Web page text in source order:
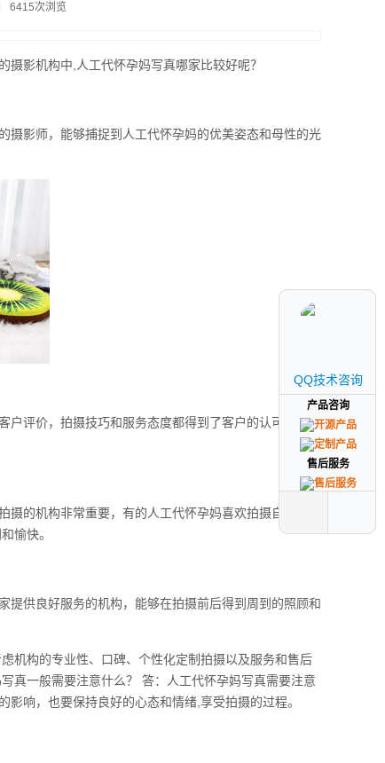
6415次浏览
影机构中,人工代怀孕妈写真哪家比较好呢？
摄影师，能够捕捉到人工代怀孕妈的优美姿态和母性的光
户评价，拍摄技巧和服务态度都得到了客户的认可，在选
的机构非常重要，有的人工代怀孕妈喜欢拍摄自然风格
愉快。
提供良好服务的机构，能够在拍摄前后得到周到的照顾和
机构的专业性、口碑、个性化定制拍摄以及服务和售后
真一般需要注意什么？ 答：人工代怀孕妈写真需要注意
响，也要保持良好的心态和情绪,享受拍摄的过程。
QQ技术咨询
产品咨询
售后服务
QQ技术咨询
产品咨询
售后服务